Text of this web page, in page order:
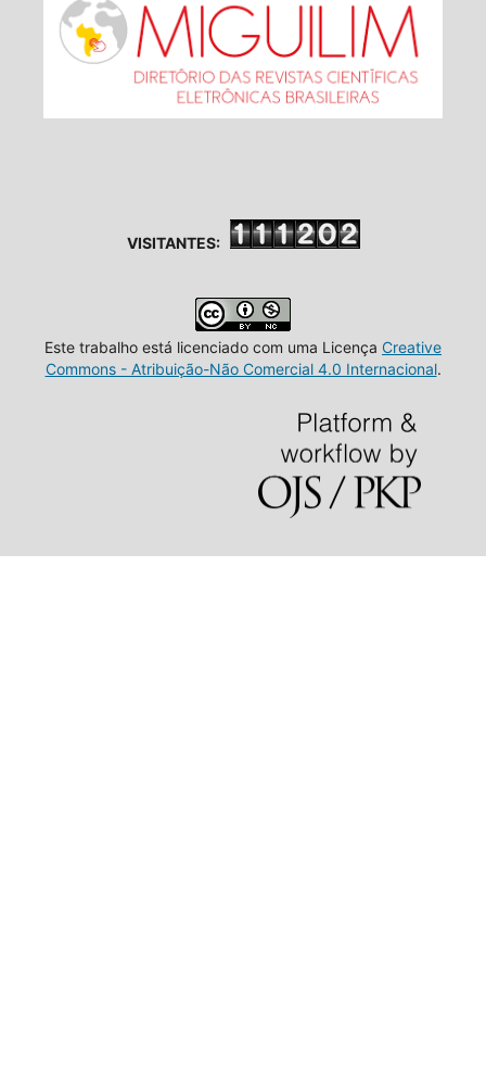
VISITANTES:
Este trabalho está licenciado com uma Licença Creative
Commons - Atribuição-Não Comercial 4.0 Internacional.